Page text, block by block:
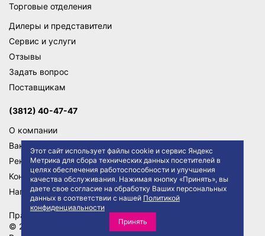
Этот сайт использует файлы cookie и сервис Яндекс
Метрика для сбора технических данных посетителей в
целях обеспечения работоспособности и улучшения
качества обслуживания. Нажимая кнопку «Принять», вы
даете свое согласие на обработку Ваших персональных
данных в соответствии с нашей Политикой
конфиденциальности
Принять
Торговые отделения
Дилеры и представители
Сервис и услуги
Отзывы
Задать вопрос
Поставщикам
(3812) 40-47-47
О компании
Вакансии
Реквизиты
Контакты
Написать директору
Правила сайта
Политика конфиденциальности
© 2026 АО "ТД ТРАКТ"